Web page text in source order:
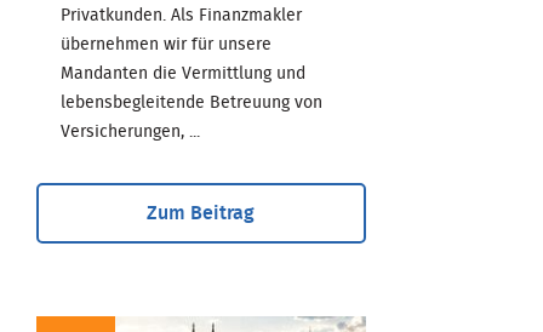
Privatkunden. Als Finanzmakler
übernehmen wir für unsere
Mandanten die Vermittlung und
lebensbegleitende Betreuung von
Versicherungen, ...
Zum Beitrag